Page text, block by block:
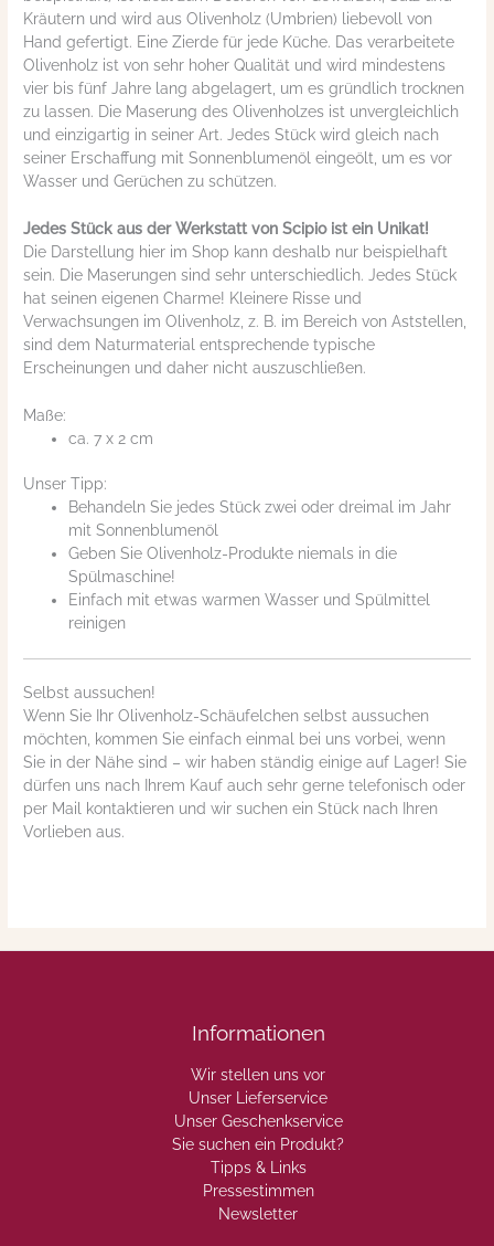
Kräutern und wird aus Olivenholz (Umbrien) liebevoll von
Hand gefertigt. Eine Zierde für jede Küche. Das verarbeitete
Olivenholz ist von sehr hoher Qualität und wird mindestens
vier bis fünf Jahre lang abgelagert, um es gründlich trocknen
zu lassen. Die Maserung des Olivenholzes ist unvergleichlich
und einzigartig in seiner Art. Jedes Stück wird gleich nach
seiner Erschaffung mit Sonnenblumenöl eingeölt, um es vor
Wasser und Gerüchen zu schützen.
Jedes Stück aus der Werkstatt von Scipio ist ein Unikat!
Die Darstellung hier im Shop kann deshalb nur beispielhaft
sein. Die Maserungen sind sehr unterschiedlich. Jedes Stück
hat seinen eigenen Charme! Kleinere Risse und
Verwachsungen im Olivenholz, z. B. im Bereich von Aststellen,
sind dem Naturmaterial entsprechende typische
Erscheinungen und daher nicht auszuschließen.
Maße:
ca. 7 x 2 cm
Unser Tipp:
Behandeln Sie jedes Stück zwei oder dreimal im Jahr
mit Sonnenblumenöl
Geben Sie Olivenholz-Produkte niemals in die
Spülmaschine!
Einfach mit etwas warmen Wasser und Spülmittel
reinigen
Selbst aussuchen!
Wenn Sie Ihr Olivenholz-Schäufelchen selbst aussuchen
möchten, kommen Sie einfach einmal bei uns vorbei, wenn
Sie in der Nähe sind – wir haben ständig einige auf Lager! Sie
dürfen uns nach Ihrem Kauf auch sehr gerne telefonisch oder
per Mail kontaktieren und wir suchen ein Stück nach Ihren
Vorlieben aus.
Informationen
Wir stellen uns vor
Unser Lieferservice
Unser Geschenkservice
Sie suchen ein Produkt?
Tipps & Links
Pressestimmen
Newsletter